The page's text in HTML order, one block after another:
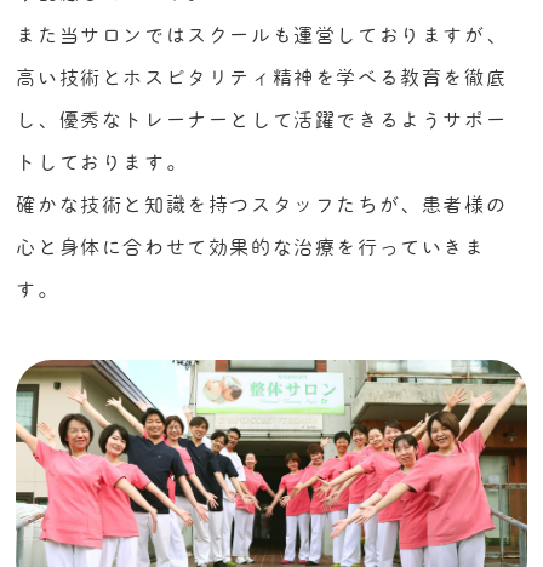
また当サロンではスクールも運営しておりますが、
高い技術とホスピタリティ精神を学べる教育を徹底
し、 優秀なトレーナーとして活躍できるようサポー
トしております。
確かな技術と知識を持つスタッフたちが、患者様の
心と身体に合わせて効果的な治療を行っていきま
す。